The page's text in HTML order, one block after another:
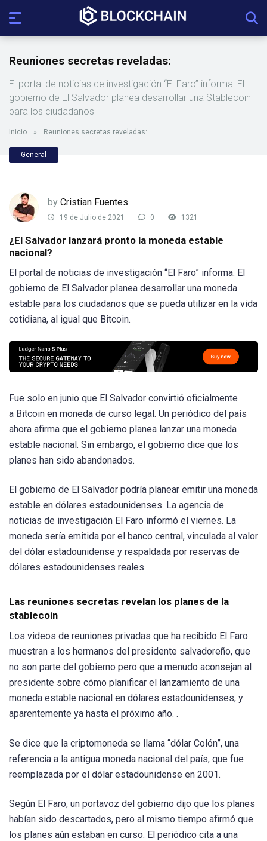
Reuniones secretas reveladas:
El portal de noticias de investigación “El Faro” informa: El
gobierno de El Salvador planea desarrollar una Stablecoin
para los ciudadanos
Inicio » Reuniones secretas reveladas:
General
by Cristian Fuentes
19 de Julio de 2021 0 1321
¿El Salvador lanzará pronto la moneda estable
nacional?
El portal de noticias de investigación “El Faro” informa: El
gobierno de El Salvador planea desarrollar una moneda
estable para los ciudadanos que se pueda utilizar en la vida
cotidiana, al igual que Bitcoin.
Fue solo en junio que El Salvador convirtió oficialmente
a Bitcoin en moneda de curso legal. Un periódico del país
ahora afirma que el gobierno planea lanzar una moneda
estable nacional. Sin embargo, el gobierno dice que los
planes han sido abandonados.
El gobierno de El Salvador podría planear emitir una moneda
estable en dólares estadounidenses. La agencia de
noticias de investigación El Faro informó el viernes. La
moneda sería emitida por el banco central, vinculada al valor
del dólar estadounidense y respaldada por reservas de
dólares estadounidenses reales.
Las reuniones secretas revelan los planes de la
stablecoin
Los videos de reuniones privadas que ha recibido El Faro
muestran a los hermanos del presidente salvadoreño, que
no son parte del gobierno pero que a menudo aconsejan al
presidente sobre cómo planificar el lanzamiento de una
moneda estable nacional en dólares estadounidenses, y
aparentemente ya hasta el próximo año. .
Se dice que la criptomoneda se llama “dólar Colón”, una
referencia a la antigua moneda nacional del país, que fue
reemplazada por el dólar estadounidense en 2001.
Según El Faro, un portavoz del gobierno dijo que los planes
habían sido descartados, pero al mismo tiempo afirmó que
los planes aún estaban en curso. El periódico cita a una